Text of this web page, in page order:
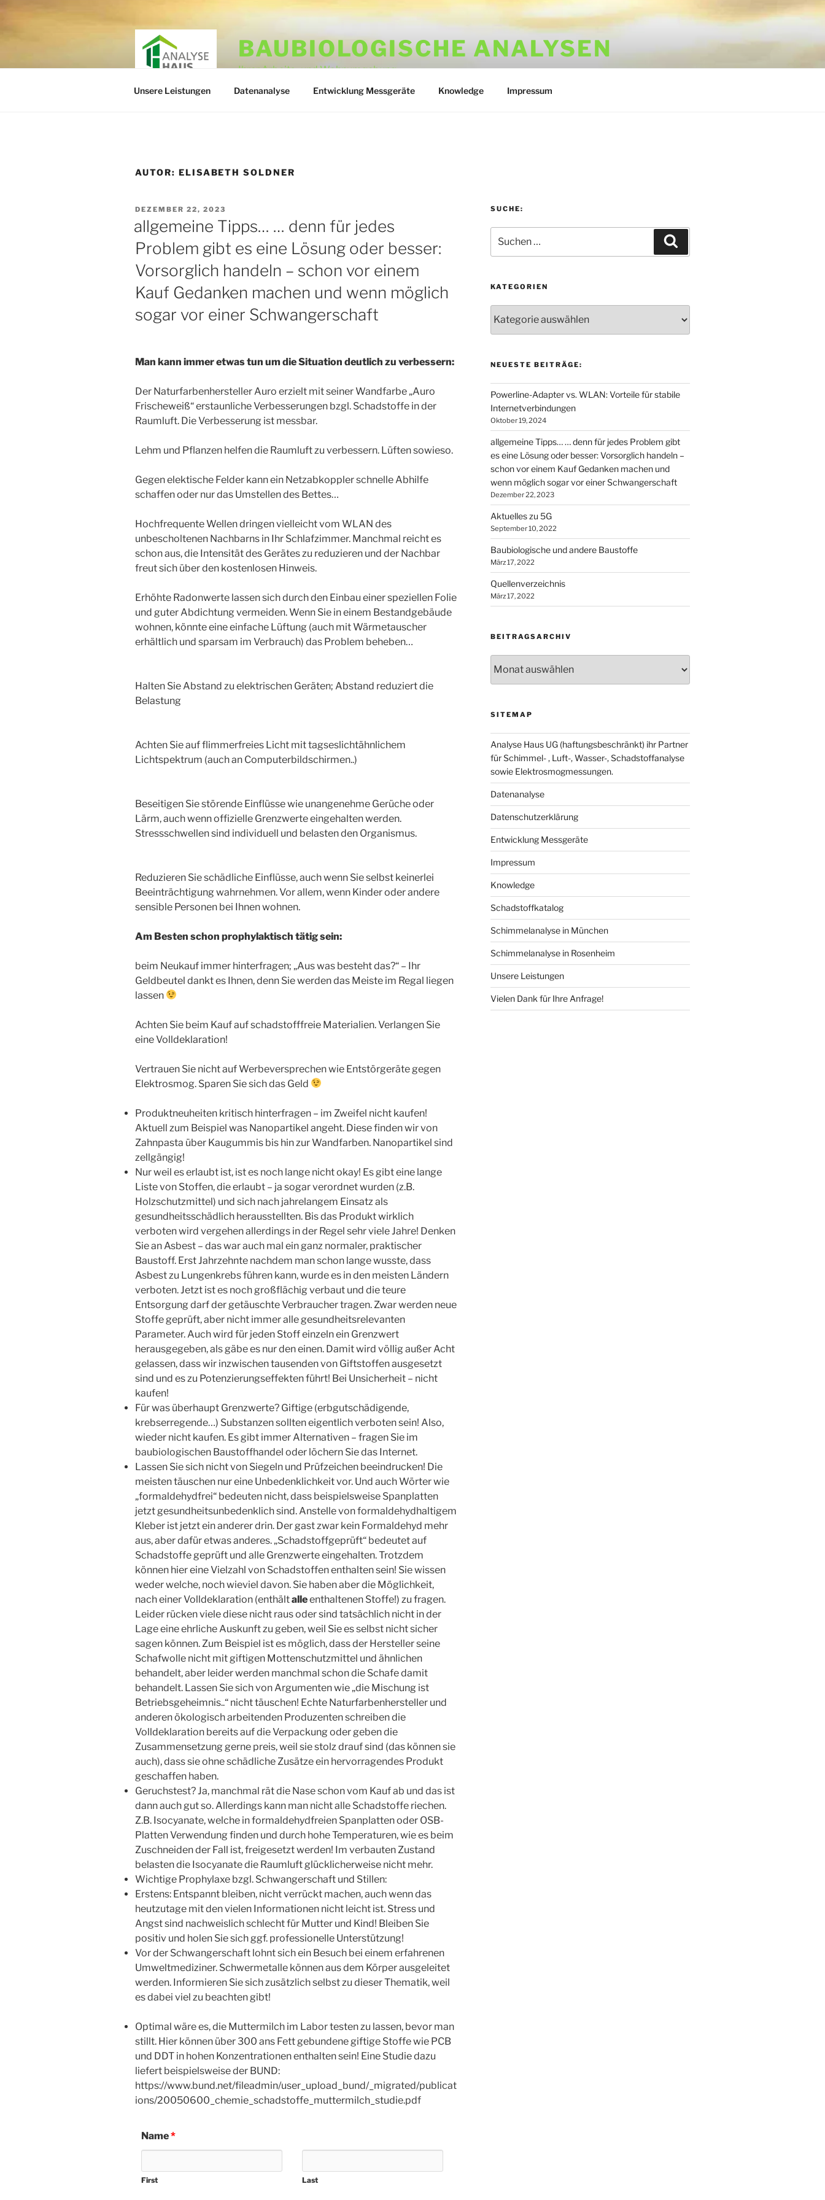
Zum
BAUBIOLOGISCHE ANALYSEN
Ihrer Arbeits- und Wohnumgebung
Unsere Leistungen Datenanalyse Entwicklung Messgeräte Knowledge Impressum
AUTOR: ELISABETH SOLDNER
VERÖFFENTLICHT
AM
DEZEMBER 22, 2023
allgemeine Tipps… … denn für jedes
Problem gibt es eine Lösung oder besser:
Vorsorglich handeln – schon vor einem
Kauf Gedanken machen und wenn möglich
sogar vor einer Schwangerschaft
Man kann immer etwas tun um die Situation deutlich zu verbessern:
Der Naturfarbenhersteller Auro erzielt mit seiner Wandfarbe „Auro
Frischeweiß“ erstaunliche Verbesserungen bzgl. Schadstoffe in der
Raumluft. Die Verbesserung ist messbar.
Lehm und Pflanzen helfen die Raumluft zu verbessern. Lüften sowieso.
Gegen elektische Felder kann ein Netzabkoppler schnelle Abhilfe
schaffen oder nur das Umstellen des Bettes…
Hochfrequente Wellen dringen vielleicht vom WLAN des
unbescholtenen Nachbarns in Ihr Schlafzimmer. Manchmal reicht es
schon aus, die Intensität des Gerätes zu reduzieren und der Nachbar
freut sich über den kostenlosen Hinweis.
Erhöhte Radonwerte lassen sich durch den Einbau einer speziellen Folie
und guter Abdichtung vermeiden. Wenn Sie in einem Bestandgebäude
wohnen, könnte eine einfache Lüftung (auch mit Wärmetauscher
erhältlich und sparsam im Verbrauch) das Problem beheben…
Halten Sie Abstand zu elektrischen Geräten; Abstand reduziert die
Belastung
Achten Sie auf flimmerfreies Licht mit tagseslichtähnlichem
Lichtspektrum (auch an Computerbildschirmen..)
Beseitigen Sie störende Einflüsse wie unangenehme Gerüche oder
Lärm, auch wenn offizielle Grenzwerte eingehalten werden.
Stressschwellen sind individuell und belasten den Organismus.
Reduzieren Sie schädliche Einflüsse, auch wenn Sie selbst keinerlei
Beeinträchtigung wahrnehmen. Vor allem, wenn Kinder oder andere
sensible Personen bei Ihnen wohnen.
Am Besten schon prophylaktisch tätig sein:
beim Neukauf immer hinterfragen; „Aus was besteht das?“ – Ihr
Geldbeutel dankt es Ihnen, denn Sie werden das Meiste im Regal liegen
lassen
Achten Sie beim Kauf auf schadstofffreie Materialien. Verlangen Sie
eine Volldeklaration!
Vertrauen Sie nicht auf Werbeversprechen wie Entstörgeräte gegen
Elektrosmog. Sparen Sie sich das Geld
Produktneuheiten kritisch hinterfragen – im Zweifel nicht kaufen!
Aktuell zum Beispiel was Nanopartikel angeht. Diese finden wir von
Zahnpasta über Kaugummis bis hin zur Wandfarben. Nanopartikel sind
zellgängig!
Nur weil es erlaubt ist, ist es noch lange nicht okay! Es gibt eine lange
Liste von Stoffen, die erlaubt – ja sogar verordnet wurden (z.B.
Holzschutzmittel) und sich nach jahrelangem Einsatz als
gesundheitsschädlich herausstellten. Bis das Produkt wirklich
verboten wird vergehen allerdings in der Regel sehr viele Jahre! Denken
Sie an Asbest – das war auch mal ein ganz normaler, praktischer
Baustoff. Erst Jahrzehnte nachdem man schon lange wusste, dass
Asbest zu Lungenkrebs führen kann, wurde es in den meisten Ländern
verboten. Jetzt ist es noch großflächig verbaut und die teure
Entsorgung darf der getäuschte Verbraucher tragen. Zwar werden neue
Stoffe geprüft, aber nicht immer alle gesundheitsrelevanten
Parameter. Auch wird für jeden Stoff einzeln ein Grenzwert
herausgegeben, als gäbe es nur den einen. Damit wird völlig außer Acht
gelassen, dass wir inzwischen tausenden von Giftstoffen ausgesetzt
sind und es zu Potenzierungseffekten führt! Bei Unsicherheit – nicht
kaufen!
Für was überhaupt Grenzwerte? Giftige (erbgutschädigende,
krebserregende…) Substanzen sollten eigentlich verboten sein! Also,
wieder nicht kaufen. Es gibt immer Alternativen – fragen Sie im
baubiologischen Baustoffhandel oder löchern Sie das Internet.
Lassen Sie sich nicht von Siegeln und Prüfzeichen beeindrucken! Die
meisten täuschen nur eine Unbedenklichkeit vor. Und auch Wörter wie
„formaldehydfrei“ bedeuten nicht, dass beispielsweise Spanplatten
jetzt gesundheitsunbedenklich sind. Anstelle von formaldehydhaltigem
Kleber ist jetzt ein anderer drin. Der gast zwar kein Formaldehyd mehr
aus, aber dafür etwas anderes. „Schadstoffgeprüft“ bedeutet auf
Schadstoffe geprüft und alle Grenzwerte eingehalten. Trotzdem
können hier eine Vielzahl von Schadstoffen enthalten sein! Sie wissen
weder welche, noch wieviel davon. Sie haben aber die Möglichkeit,
nach einer Volldeklaration (enthältalleenthaltenen Stoffe!) zu fragen.
Leider rücken viele diese nicht raus oder sind tatsächlich nicht in der
Lage eine ehrliche Auskunft zu geben, weil Sie es selbst nicht sicher
sagen können. Zum Beispiel ist es möglich, dass der Hersteller seine
Schafwolle nicht mit giftigen Mottenschutzmittel und ähnlichen
behandelt, aber leider werden manchmal schon die Schafe damit
behandelt. Lassen Sie sich von Argumenten wie „die Mischung ist
Betriebsgeheimnis..“ nicht täuschen! Echte Naturfarbenhersteller und
anderen ökologisch arbeitenden Produzenten schreiben die
Volldeklaration bereits auf die Verpackung oder geben die
Zusammensetzung gerne preis, weil sie stolz drauf sind (das können sie
auch), dass sie ohne schädliche Zusätze ein hervorragendes Produkt
geschaffen haben.
Geruchstest? Ja, manchmal rät die Nase schon vom Kauf ab und das ist
dann auch gut so. Allerdings kann man nicht alle Schadstoffe riechen.
Z.B. Isocyanate, welche in formaldehydfreien Spanplatten oder OSB-
Platten Verwendung finden und durch hohe Temperaturen, wie es beim
Zuschneiden der Fall ist, freigesetzt werden! Im verbauten Zustand
belasten die Isocyanate die Raumluft glücklicherweise nicht mehr.
Wichtige Prophylaxe bzgl. Schwangerschaft und Stillen:
Erstens: Entspannt bleiben, nicht verrückt machen, auch wenn das
heutzutage mit den vielen Informationen nicht leicht ist. Stress und
Angst sind nachweislich schlecht für Mutter und Kind! Bleiben Sie
positiv und holen Sie sich ggf. professionelle Unterstützung!
Vor der Schwangerschaft lohnt sich ein Besuch bei einem erfahrenen
Umweltmediziner. Schwermetalle können aus dem Körper ausgeleitet
werden. Informieren Sie sich zusätzlich selbst zu dieser Thematik, weil
es dabei viel zu beachten gibt!
Optimal wäre es, die Muttermilch im Labor testen zu lassen, bevor man
stillt. Hier können über 300 ans Fett gebundene giftige Stoffe wie PCB
und DDT in hohen Konzentrationen enthalten sein! Eine Studie dazu
liefert beispielsweise der BUND:
https://www.bund.net/fileadmin/user_upload_bund/_migrated/publicat
ions/20050600_chemie_schadstoffe_muttermilch_studie.pdf
Name*
First Last
SUCHE:
nach:
KATEGORIEN
NEUESTE BEITRÄGE:
Powerline-Adapter vs. WLAN: Vorteile für stabile
Internetverbindungen
Oktober 19, 2024
allgemeine Tipps… … denn für jedes Problem gibt
es eine Lösung oder besser: Vorsorglich handeln –
schon vor einem Kauf Gedanken machen und
wenn möglich sogar vor einer Schwangerschaft
Dezember 22, 2023
Aktuelles zu 5G
September 10, 2022
Baubiologische und andere Baustoffe
März 17, 2022
Quellenverzeichnis
März 17, 2022
BEITRAGSARCHIV
SITEMAP
Analyse Haus UG (haftungsbeschränkt) ihr Partner
für Schimmel- , Luft-, Wasser-, Schadstoffanalyse
sowie Elektrosmogmessungen.
Datenanalyse
Datenschutzerklärung
Entwicklung Messgeräte
Impressum
Knowledge
Schadstoffkatalog
Schimmelanalyse in München
Schimmelanalyse in Rosenheim
Unsere Leistungen
Vielen Dank für Ihre Anfrage!